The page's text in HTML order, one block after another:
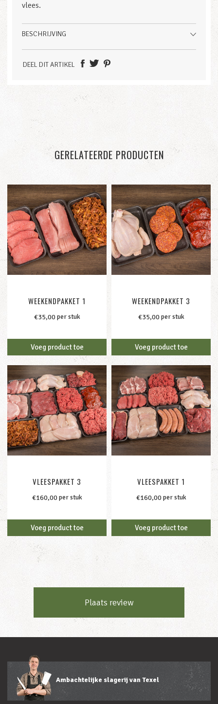
vlees.
BESCHRIJVING
DEEL DIT ARTIKEL
GERELATEERDE PRODUCTEN
WEEKENDPAKKET 1
€35,00per stuk
Voeg product toe
WEEKENDPAKKET 3
€35,00per stuk
Voeg product toe
VLEESPAKKET 3
€160,00per stuk
Voeg product toe
VLEESPAKKET 1
€160,00per stuk
Voeg product toe
Plaats review
Ambachtelijke slagerij van Texel